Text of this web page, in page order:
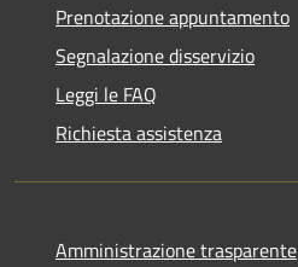
Prenotazione appuntamento
Segnalazione disservizio
Leggi le FAQ
Richiesta assistenza
Amministrazione trasparente